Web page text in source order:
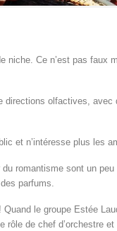
niche. Ce n’est pas faux
directions olfactives,
et n’intéresse plus les
romantisme sont un
parfums.
le groupe Estée
de chef d’orchestre